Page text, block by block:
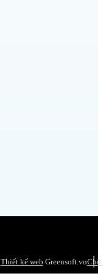
Thiết kế web Greensoft.vnChữ